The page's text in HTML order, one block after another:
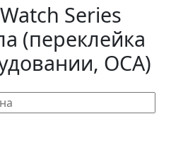
Series
(переклейка
OCA)